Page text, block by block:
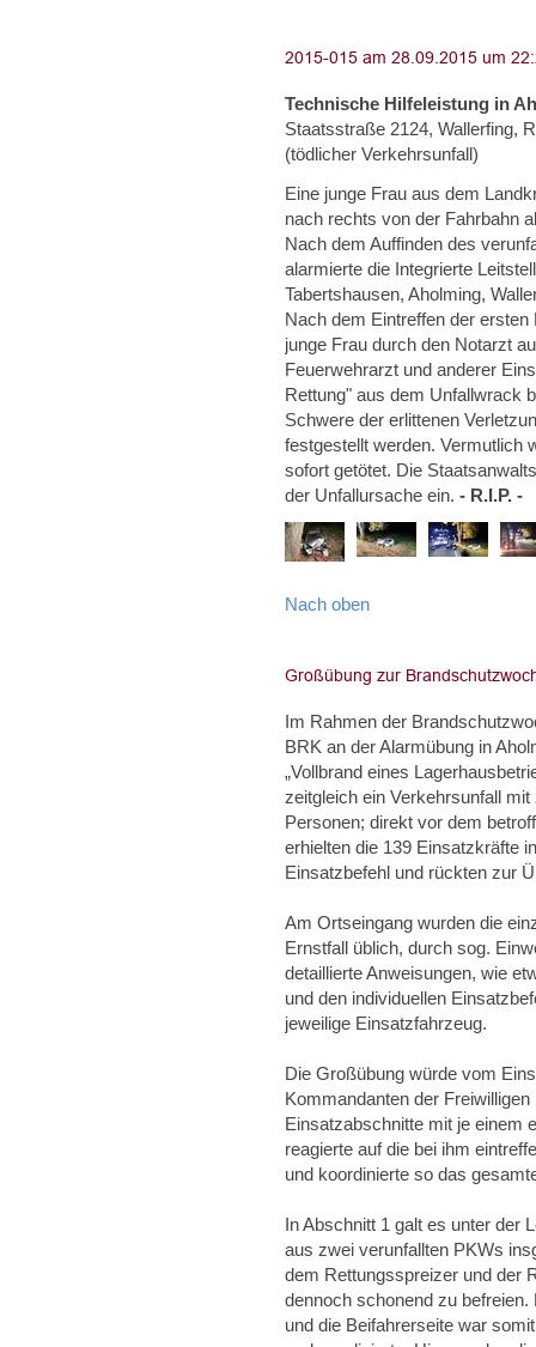
Technische Hilfeleistung in
Staatsstraße 2124, Wallerfing,
(tödlicher Verkehrsunfall)
Eine junge Frau aus dem
nach rechts von der Fahrbahn
Nach dem Auffinden des
alarmierte die Integrierte
Tabertshausen, Aholming,
Nach dem Eintreffen der
junge Frau durch den Notarzt
Feuerwehrarzt und anderer
Rettung" aus dem Unfallwrack
Schwere der erlittenen
festgestellt werden. Vermutlich
sofort getötet. Die
der Unfallursache ein. - R.I.P. -
Nach oben
Im Rahmen der
BRK an der Alarmübung in
„Vollbrand eines
zeitgleich ein Verkehrsunfall
Personen; direkt vor dem
erhielten die 139 Einsatzkräfte
Einsatzbefehl und rückten zur
Am Ortseingang wurden die
Ernstfall üblich, durch sog.
detaillierte Anweisungen, wie
und den individuellen
jeweilige Einsatzfahrzeug.
Die Großübung würde vom
Kommandanten der
Einsatzabschnitte mit je einem
reagierte auf die bei ihm
und koordinierte so das
In Abschnitt 1 galt es unter der
aus zwei verunfallten PKWs
dem Rettungsspreizer und der
dennoch schonend zu
und die Beifahrerseite war